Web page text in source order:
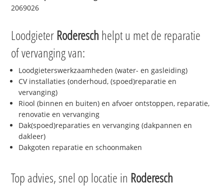
2069026
Loodgieter Roderesch helpt u met de reparatie
of vervanging van:
Loodgieterswerkzaamheden (water- en gasleiding)
CV installaties (onderhoud, (spoed)reparatie en
vervanging)
Riool (binnen en buiten) en afvoer ontstoppen, reparatie,
renovatie en vervanging
Dak(spoed)reparaties en vervanging (dakpannen en
dakleer)
Dakgoten reparatie en schoonmaken
Top advies, snel op locatie in Roderesch